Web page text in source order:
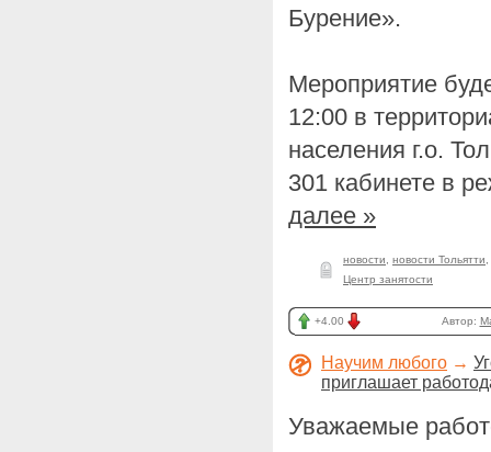
Бурение».
Мероприятие
12:00 в
населения г.о.
301 кабинете в
далее »
новости новости Тольятти
Центр занятости
+4.00 Автор:
Научим любого →
приглашает
Уважаемые